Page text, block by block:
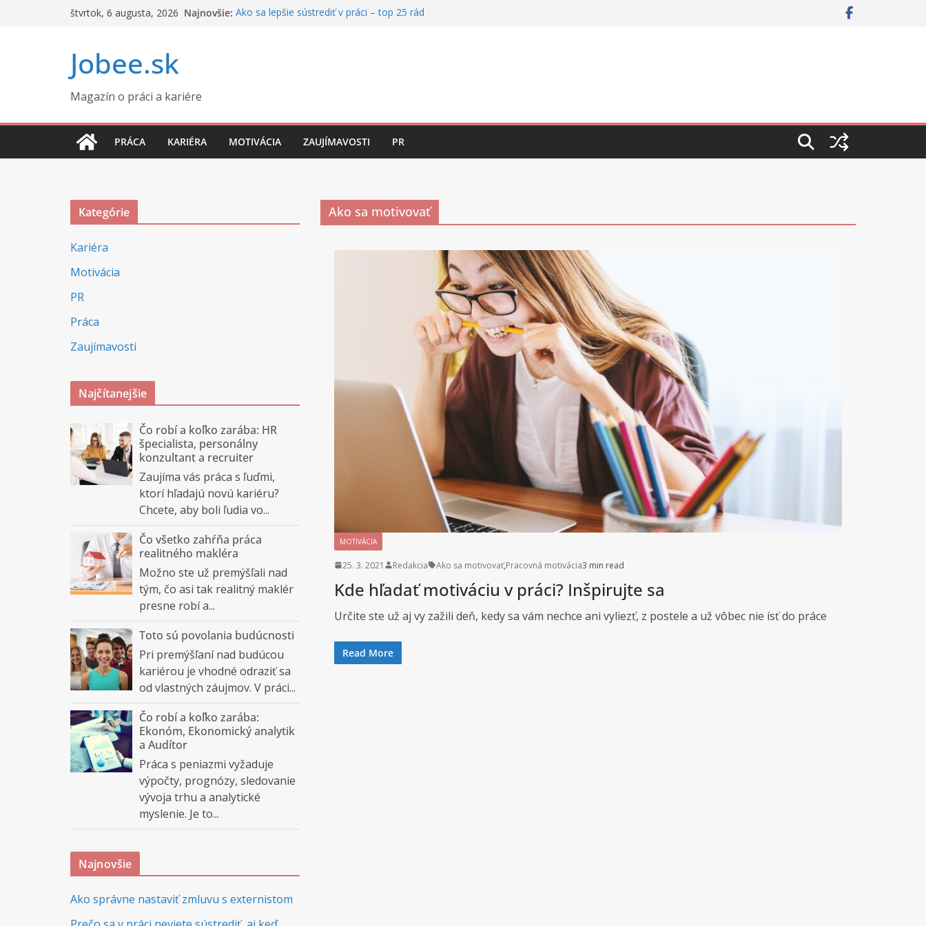
štvrtok, 6 augusta, 2026 Najnovšie: Ako sa lepšie sústrediť v práci – top 25 rád
Jobee.sk
Magazín o práci a kariére
PRÁCA KARIÉRA MOTIVÁCIA ZAUJÍMAVOSTI PR
Ako sa motivovať
MOTIVÁCIA
25. 3. 2021 Redakcia Ako sa motivovať,Pracovná motivácia3 min read
Kde hľadať motiváciu v práci? Inšpirujte sa
Určite ste už aj vy zažili deň, kedy sa vám nechce ani vyliezť, z postele a už vôbec nie ísť do práce
Read More
Kategórie
Kariéra
Motivácia
PR
Práca
Zaujímavosti
Najčítanejšie
Čo robí a koľko zarába: HR
špecialista, personálny
konzultant a recruiter
Zaujíma vás práca s ľuďmi,
ktorí hľadajú novú kariéru?
Chcete, aby boli ľudia vo...
Čo všetko zahŕňa práca
realitného makléra
Možno ste už premýšľali nad
tým, čo asi tak realitný maklér
presne robí a...
Toto sú povolania budúcnosti
Pri premýšľaní nad budúcou
kariérou je vhodné odraziť sa
od vlastných záujmov. V práci...
Čo robí a koľko zarába:
Ekonóm, Ekonomický analytik
a Audítor
Práca s peniazmi vyžaduje
výpočty, prognózy, sledovanie
vývoja trhu a analytické
myslenie. Je to...
Najnovšie
Ako správne nastaviť zmluvu s externistom